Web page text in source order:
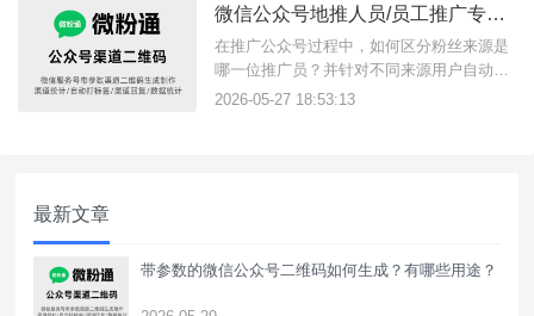
维码有什么功能？1、自动备注/分组打标
签：连锁店的每个门店配置一
‌微信公众号地推人员/员工推广专属二维码如何生成？
在推广公众号过程中，如何区分粉丝来源是
哪一位推广员？并针对不同来源用户自动分
组发送专属欢迎语，使用微粉通生成的推广
2026-05-27 18:53:13
最新文章
带参数的微信公众号二维码如何生成？有哪些用途？